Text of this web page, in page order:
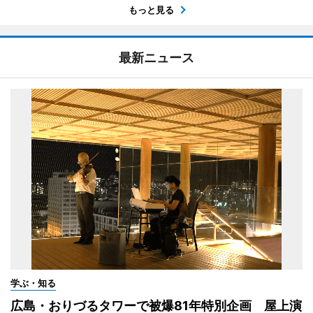
もっと見る
最新ニュース
学ぶ・知る
広島・おりづるタワーで被爆81年特別企画 屋上演